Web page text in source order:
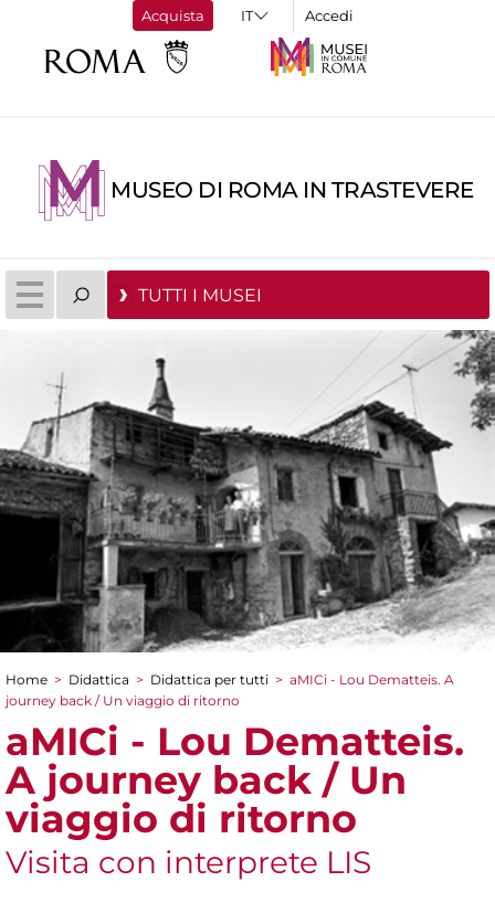
Acquista Accedi
MUSEO DI ROMA IN TRASTEVERE
TUTTI I MUSEI
Tu sei qui
Home > Didattica > Didattica per tutti > aMICi - Lou Dematteis. A
journey back / Un viaggio di ritorno
aMICi - Lou Dematteis.
A journey back / Un
viaggio di ritorno
Visita con interprete LIS